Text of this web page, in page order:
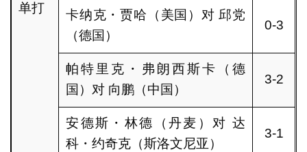
单打
卡纳克・贾哈（美国）对 邱党
（德国）
0-3
帕特里克・弗朗西斯卡（德
国）对 向鹏（中国）
3-2
安德斯・林德（丹麦）对 达
科・约奇克（斯洛文尼亚）
3-1